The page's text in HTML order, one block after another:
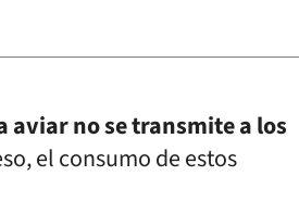
aviar no se transmite a los
el consumo de estos